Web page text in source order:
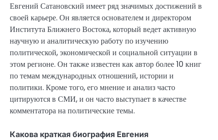
Евгений Сатановский имеет ряд значимых достижений в
своей карьере. Он является основателем и директором
Института Ближнего Востока, который ведет активную
научную и аналитическую работу по изучению
политической, экономической и социальной ситуации в
этом регионе. Он также известен как автор более 10 книг
по темам международных отношений, истории и
политики. Кроме того, его мнение и анализ часто
цитируются в СМИ, и он часто выступает в качестве
комментатора на политические темы.
Какова краткая биография Евгения